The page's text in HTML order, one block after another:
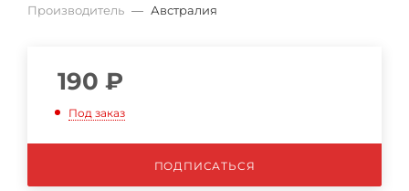
Производитель — Австралия
190 ₽
Под заказ
ПОДПИСАТЬСЯ